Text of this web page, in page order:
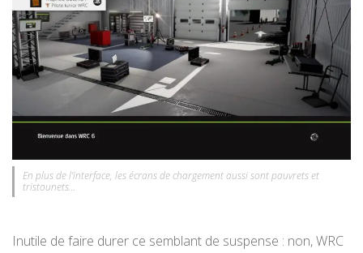
En plus de l’interface, les écrans de chargement aussi sont pauvrets et
tristounets…
Inutile de faire durer ce semblant de suspense : non, WRC